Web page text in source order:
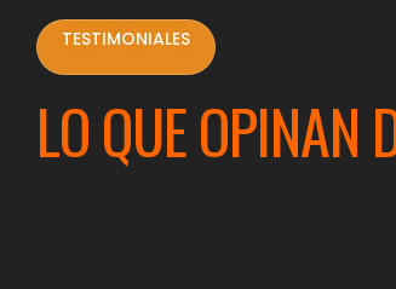
TESTIMONIALES
LO QUE OPINAN